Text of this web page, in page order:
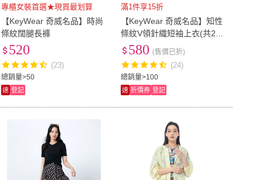
專櫃女裝首選★現買最划算
【KeyWear 奇威名品】時尚
條紋闊腿長褲
總銷量>50
520
(23)
速 登記
滿1件享15折
【KeyWear 奇威名品】知性
條紋V領針織短袖上衣(共2
色)
總銷量>100
580 (售價已折)
(24)
速 折價券 登記